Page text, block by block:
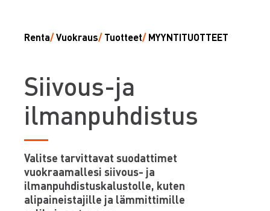
Renta/Vuokraus/ Tuotteet/ MYYNTITUOTTEET
Siivous-ja
ilmanpuhdistus
Valitse tarvittavat suodattimet
vuokraamallesi siivous- ja
ilmanpuhdistuskalustolle, kuten
alipaineistajille ja lämmittimille